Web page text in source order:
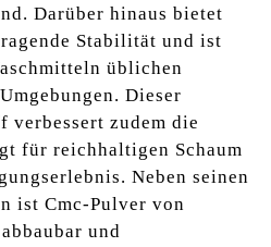
Darüber hinaus bietet
Stabilität und ist
üblichen
Dieser
zudem die
für reichhaltigen Schaum
Neben seinen
ist Cmc-Pulver von
und